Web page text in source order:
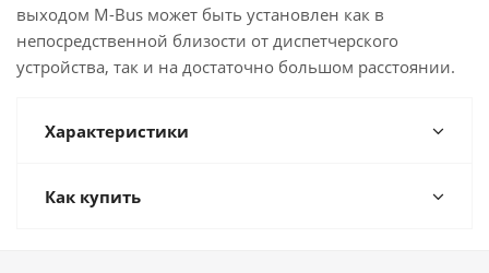
выходом M-Bus может быть установлен как в
непосредственной близости от диспетчерского
устройства, так и на достаточно большом расстоянии.
Характеристики
Как купить